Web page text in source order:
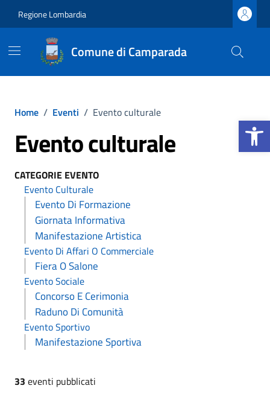
Apri la
Regione Lombardia
Comune di Camparada
Home / Eventi / Evento culturale
Evento culturale
CATEGORIE EVENTO
Evento Culturale
Evento Di Formazione
Giornata Informativa
Manifestazione Artistica
Evento Di Affari O Commerciale
Fiera O Salone
Evento Sociale
Concorso E Cerimonia
Raduno Di Comunità
Evento Sportivo
Manifestazione Sportiva
33 eventi pubblicati